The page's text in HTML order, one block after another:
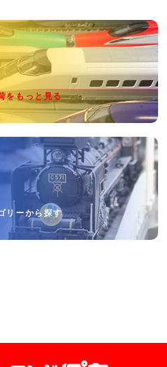
をもっと見る
リーから探す